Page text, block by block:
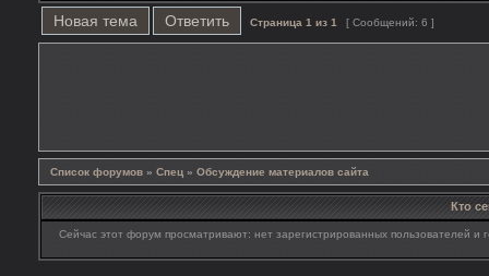
Новая тема Ответить Страница 1 из 1 [ Сообщений: 6 ]
Список форумов » Спец » Обсуждение материалов сайта
Кто
Сейчас этот форум просматривают: нет зарегистрированных пользователей и